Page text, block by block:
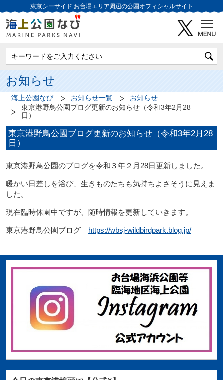
東京シーサイド お台場エリア周辺の公園オフィシャルサイト
お知らせ
海上公園なび お知らせ一覧
お知らせ
東京港野鳥公園ブログ更新のお知らせ（令和3年2月28
日）
東京港野鳥公園ブログ更新のお知らせ（令和3年2月28
日）
東京港野鳥公園のブログを令和３年２月28日更新しました。
暖かい日差しを浴び、生きものたちも気持ちよさそうに見えま
した。
現在臨時休園中ですが、随時情報を更新していきます。
東京港野鳥公園ブログ https://wbsj-wildbirdpark.blog.jp/